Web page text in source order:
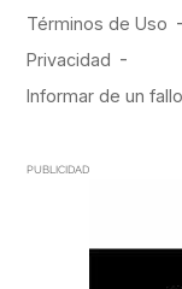
PUBLICIDAD